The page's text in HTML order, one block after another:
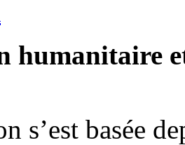
humanitaire
s’est basée